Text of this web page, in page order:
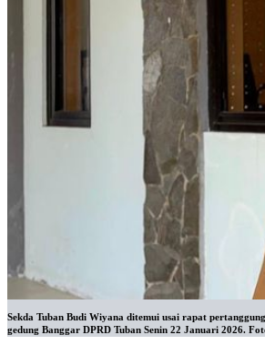
Sekda Tuban Budi Wiyana ditemui usai rapat
gedung Banggar DPRD Tuban Senin 22 Januari 2026.